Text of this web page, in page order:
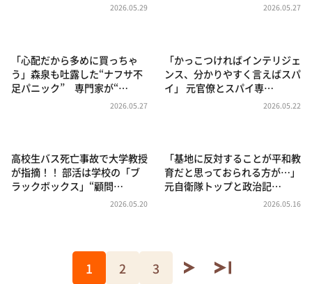
2026.05.29 2026.05.27
「心配だから多めに買っちゃ
う」森泉も吐露した“ナフサ不
足パニック” 専門家が“…
2026.05.27
「かっこつければインテリジェ
ンス、分かりやすく言えばスパ
イ」 元官僚とスパイ専…
2026.05.22
高校生バス死亡事故で大学教授
が指摘！！ 部活は学校の「ブ
ラックボックス」“顧問…
2026.05.20
「基地に反対することが平和教
育だと思っておられる方が…」
元自衛隊トップと政治記…
2026.05.16
1 2 3